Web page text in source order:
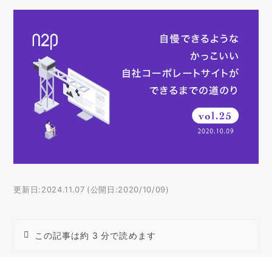
更新日:2024.11.07 (公開日:2020/10/09)
この記事は約 3 分で読めます